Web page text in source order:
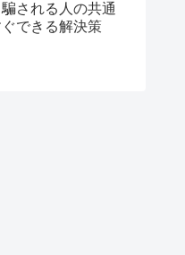
される人の共通
できる解決策